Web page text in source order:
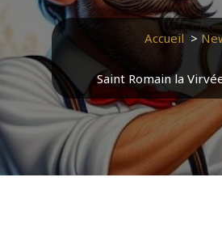
Accueil>
Saint Romain la